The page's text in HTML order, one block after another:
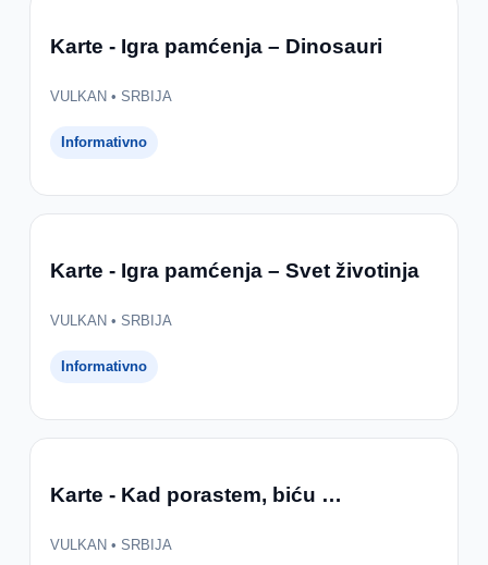
Karte - Igra pamćenja – Dinosauri
VULKAN • SRBIJA
Informativno
Karte - Igra pamćenja – Svet životinja
VULKAN • SRBIJA
Informativno
Karte - Kad porastem, biću …
VULKAN • SRBIJA